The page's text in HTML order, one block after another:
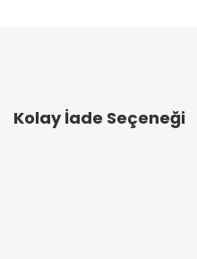
Kolay İade Seçeneği